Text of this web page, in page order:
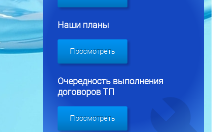
Наши планы
Просмотреть
Очередность выполнения
договоров ТП
Просмотреть